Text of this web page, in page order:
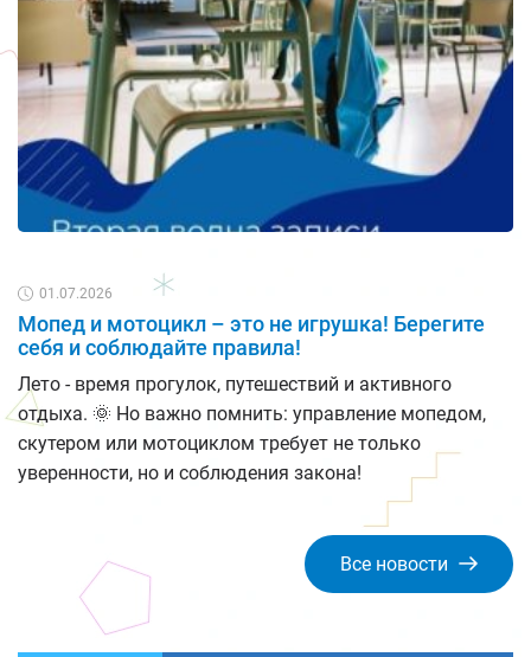
01.07.2026
Мопед и мотоцикл – это не игрушка! Берегите
себя и соблюдайте правила!
Лето - время прогулок, путешествий и активного
отдыха. 🌞 Но важно помнить: управление мопедом,
скутером или мотоциклом требует не только
уверенности, но и соблюдения закона!
Все новости